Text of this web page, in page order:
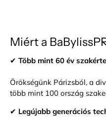
Miért a
✔ Több mint 60 év
Örökségünk Párizsból, a
több mint 100 ország
✔ Legújabb generációs